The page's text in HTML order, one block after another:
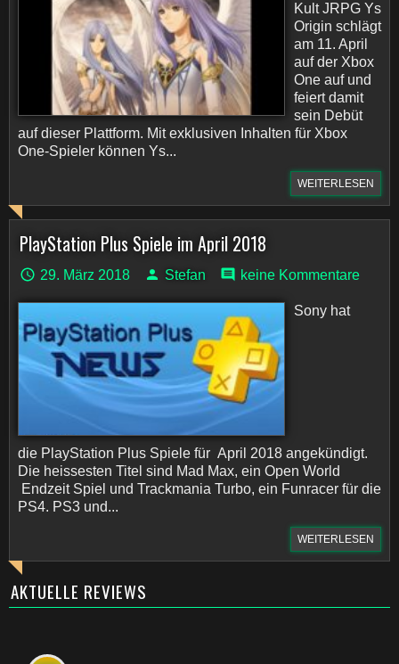
Kult JRPG Ys
Origin schlägt
am 11. April
auf der Xbox
One auf und
feiert damit
sein Debüt
auf dieser Plattform. Mit exklusiven Inhalten für Xbox
One-Spieler können Ys...
WEITERLESEN
PlayStation Plus Spiele im April 2018
29. März 2018 Stefan keine Kommentare
Sony hat
die PlayStation Plus Spiele für April 2018 angekündigt.
Die heissesten Titel sind Mad Max, ein Open World
Endzeit Spiel und Trackmania Turbo, ein Funracer für die
PS4. PS3 und...
WEITERLESEN
AKTUELLE REVIEWS